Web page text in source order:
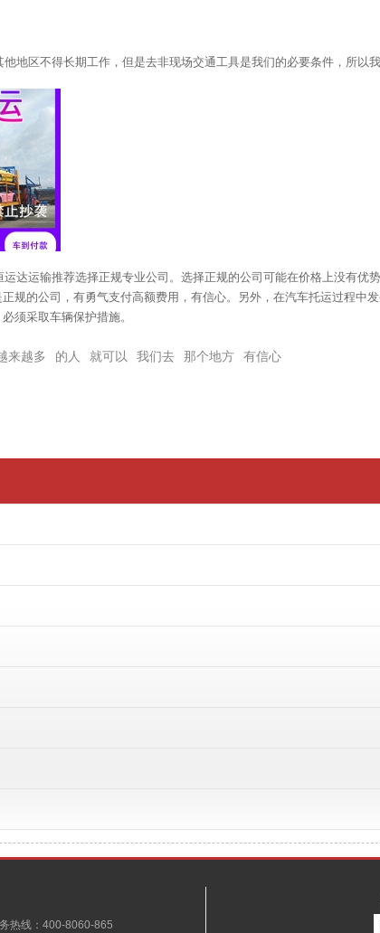
地区不得长期工作，但是去非现场交通工具是我们的必要条件，所以我
达运输推荐选择正规专业公司。选择正规的公司可能在价格上没有优
规的公司，有勇气支付高额费用，有信心。另外，在汽车托运过程中
须采取车辆保护措施。
来越多 的人 就可以 我们去 那个地方 有信心
热线：400-8060-865